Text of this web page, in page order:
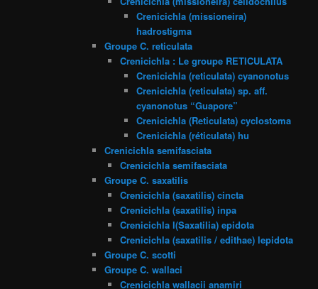
Crenicichla (missioneira)
hadrostigma
Groupe C. reticulata
Crenicichla : Le groupe RETICULATA
Crenicichla (reticulata) cyanonotus
Crenicichla (reticulata) sp. aff.
cyanonotus “Guapore”
Crenicichla (Reticulata) cyclostoma
Crenicichla (réticulata) hu
Crenicichla semifasciata
Crenicichla semifasciata
Groupe C. saxatilis
Crenicichla (saxatilis) cincta
Crenicichla (saxatilis) inpa
Crenicichla l(Saxatilia) epidota
Crenicichla (saxatilis / edithae) lepidota
Groupe C. scotti
Groupe C. wallaci
Crenicichla wallacii anamiri